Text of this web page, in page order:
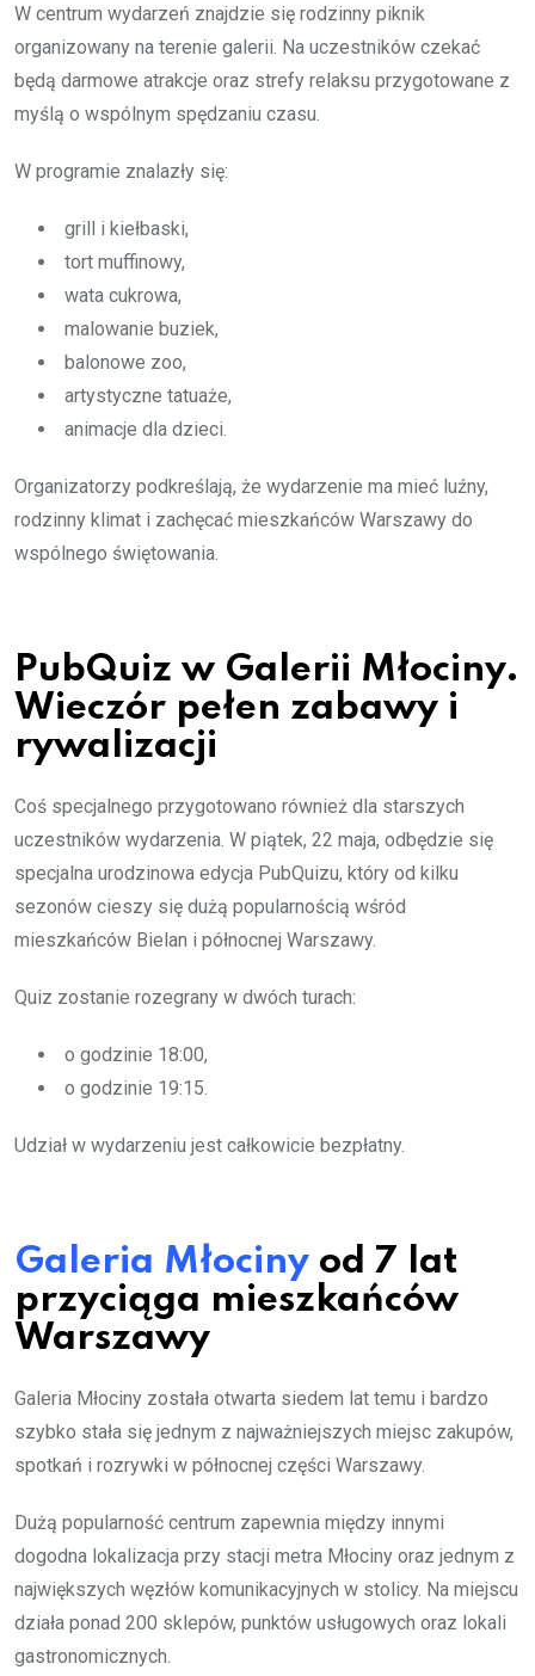
W centrum wydarzeń znajdzie się rodzinny piknik
organizowany na terenie galerii. Na uczestników czekać
będą darmowe atrakcje oraz strefy relaksu przygotowane z
myślą o wspólnym spędzaniu czasu.
W programie znalazły się:
grill i kiełbaski,
tort muffinowy,
wata cukrowa,
malowanie buziek,
balonowe zoo,
artystyczne tatuaże,
animacje dla dzieci.
Organizatorzy podkreślają, że wydarzenie ma mieć luźny,
rodzinny klimat i zachęcać mieszkańców Warszawy do
wspólnego świętowania.
PubQuiz w Galerii Młociny.
Wieczór pełen zabawy i
rywalizacji
Coś specjalnego przygotowano również dla starszych
uczestników wydarzenia. W piątek, 22 maja, odbędzie się
specjalna urodzinowa edycja PubQuizu, który od kilku
sezonów cieszy się dużą popularnością wśród
mieszkańców Bielan i północnej Warszawy.
Quiz zostanie rozegrany w dwóch turach:
o godzinie 18:00,
o godzinie 19:15.
Udział w wydarzeniu jest całkowicie bezpłatny.
Galeria Młociny od 7 lat
przyciąga mieszkańców
Warszawy
Galeria Młociny została otwarta siedem lat temu i bardzo
szybko stała się jednym z najważniejszych miejsc zakupów,
spotkań i rozrywki w północnej części Warszawy.
Dużą popularność centrum zapewnia między innymi
dogodna lokalizacja przy stacji metra Młociny oraz jednym z
największych węzłów komunikacyjnych w stolicy. Na miejscu
działa ponad 200 sklepów, punktów usługowych oraz lokali
gastronomicznych.